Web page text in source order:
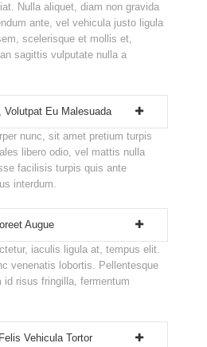
Nulla aliquet, diam non gravida
ante, vel vehicula justo ligula
scelerisque et mollis et,
sagittis vulputate nulla a
Volutpat Eu Malesuada
nunc, sit amet pretium turpis
libero odio, vel mattis nulla
facilisis turpis quis ante
interdum.
Augue
iaculis ligula at, tempus elit.
venenatis lobortis. Pellentesque
risus fringilla, fermentum
Vehicula Tortor